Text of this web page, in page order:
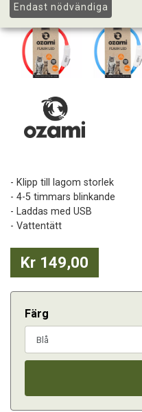
- Klipp till lagom storlek
- 4-5 timmars blinkande
- Laddas med USB
- Vattentätt
Kr 149,00
Färg
Endast nödvändiga